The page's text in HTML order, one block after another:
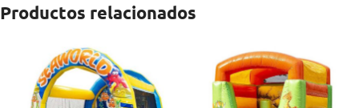
Productos relacionados